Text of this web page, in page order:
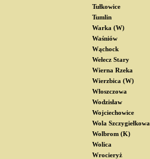
Tułkowice
Tumlin
Warka (W)
Waśniów
Wąchock
Wełecz Stary
Wierna Rzeka
Wierzbica (W)
Włoszczowa
Wodzisław
Wojciechowice
Wola Szczygiełkowa
Wolbrom (K)
Wolica
Wrocieryż